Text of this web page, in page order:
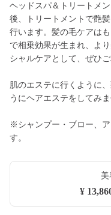
ヘッドスパ＆トリートメ
後、トリートメントで艶
行います。髪の毛ケアは
で相乗効果が生まれ、よ
シャルケアとして、ぜひご
肌のエステに行くように
うにヘアエステをしてみま
※シャンプー・ブロー、
す。
¥